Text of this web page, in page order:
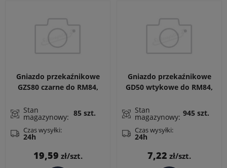
Gniazdo przekaźnikowe
GZS80 czarne do RM84,
Stan
magazynowy: 85 szt.
Czas wysyłki:
24h
19,59 zł/szt.
Gniazdo przekaźnikowe
GD50 wtykowe do RM84,
RMP84, RMP85, RM83,
RM87N. Wymiary: 31 x 13
x 9 mm
Stan
magazynowy: 945 szt.
Czas wysyłki:
24h
7,22 zł/szt.